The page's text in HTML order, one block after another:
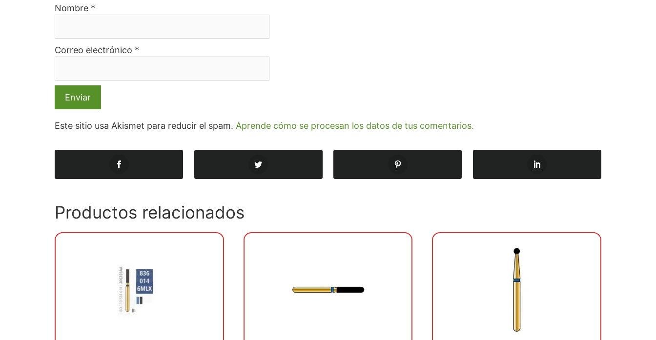
Nombre *
Correo electrónico *
Este sitio usa Akismet para reducir el spam. Aprende cómo se procesan los datos de tus comentarios.
Productos relacionados